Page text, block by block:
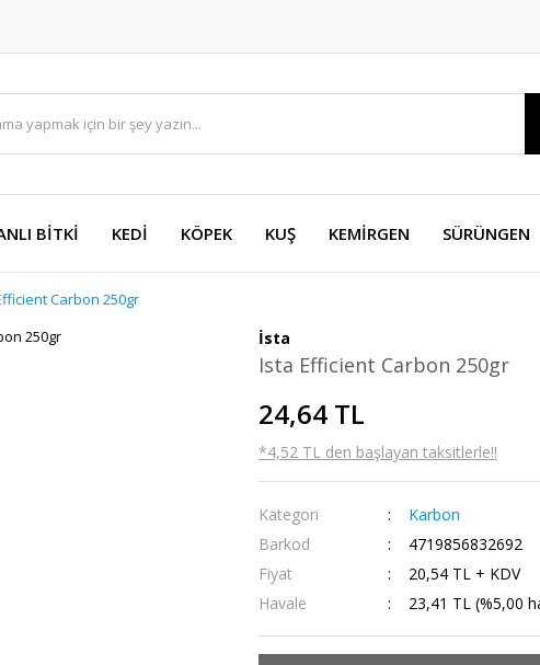
BİTKİ KEDİ KÖPEK KUŞ KEMİRGEN SÜRÜNGEN
Carbon 250gr
İsta
Ista Efficient Carbon 250gr
24,64 TL
*4,52 TL den başlayan taksitlerle!!
Kategori
Karbon
Barkod
4719856832692
Fiyat
20,54 TL + KDV
Havale
23,41 TL (%5,00